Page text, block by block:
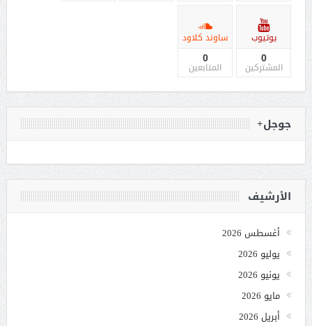
يوتيوب
0
المشتركين
ساوند كلاود
0
المتابعين
جوجل+
الأرشيف
أغسطس 2026
يوليو 2026
يونيو 2026
مايو 2026
أبريل 2026